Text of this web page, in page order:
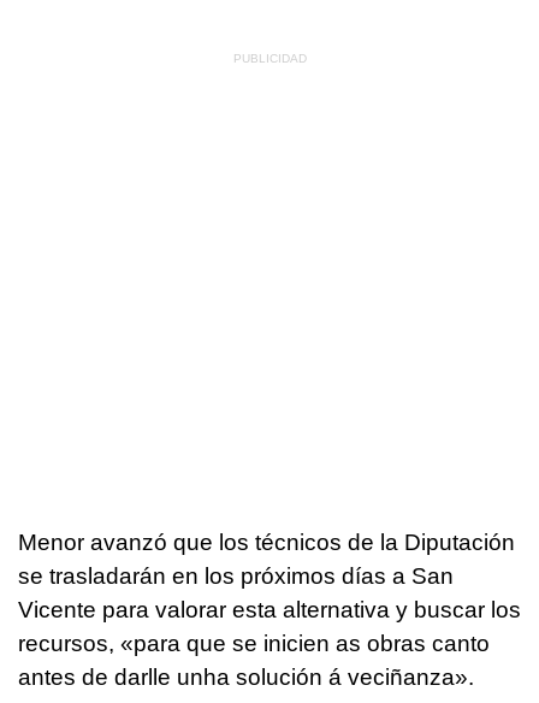
Menor avanzó que los técnicos de la Diputación
se trasladarán en los próximos días a San
Vicente para valorar esta alternativa y buscar los
recursos, «para que se inicien as obras canto
antes de darlle unha solución á veciñanza».